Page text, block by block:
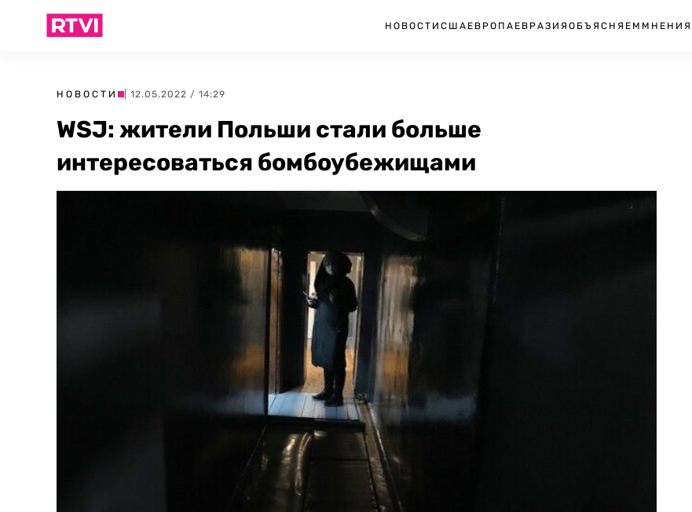
НОВОСТИ США ЕВРОПА ЕВРАЗИЯ ОБЪЯСНЯЕМ МНЕНИЯ
НОВОСТИ | 12.05.2022 / 14:29
WSJ: жители Польши стали больше
интересоваться бомбоубежищами